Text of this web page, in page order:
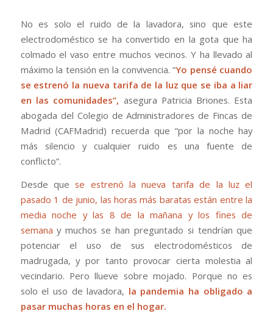
No es solo el ruido de la lavadora, sino que este
electrodoméstico se ha convertido en la gota que ha
colmado el vaso entre muchos vecinos. Y ha llevado al
máximo la tensión en la convivencia. “Yo pensé cuando
se estrenó la nueva tarifa de la luz que se iba a liar
en las comunidades”, asegura Patricia Briones. Esta
abogada del Colegio de Administradores de Fincas de
Madrid (CAFMadrid) recuerda que “por la noche hay
más silencio y cualquier ruido es una fuente de
conflicto”.
Desde quese estrenó la nueva tarifa de la luz el
pasado 1 de junio, las horas más baratas están entre la
media noche y las 8 de la mañana y los fines de
semanay muchos se han preguntado si tendrían que
potenciar el uso de sus electrodomésticos de
madrugada, y por tanto provocar cierta molestia al
vecindario. Pero llueve sobre mojado. Porque no es
solo el uso de lavadora, la pandemia ha obligado a
pasar muchas horas en el hogar.